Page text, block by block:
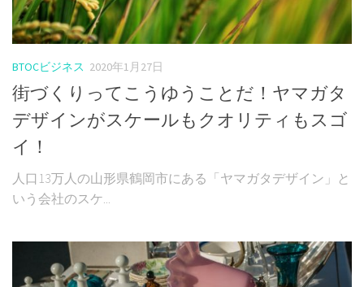
BTOCビジネス 2020年1月27日
街づくりってこうゆうことだ！ヤマガタ
デザインがスケールもクオリティもスゴ
イ！
人口13万人の山形県鶴岡市にある「ヤマガタデザイン」と
いう会社のスケ...